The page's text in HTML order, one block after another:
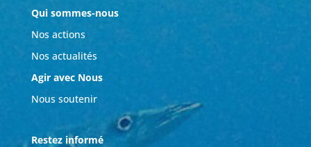
Qui sommes-nous
Nos actions
Nos actualités
Agir avec Nous
Nous soutenir
Restez informé